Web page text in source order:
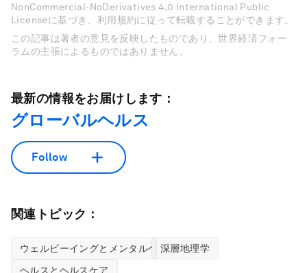
NonCommercial-NoDerivatives 4.0 International Public
Licenseに基づき、利用規約に従って転載することができます。
この記事は著者の意見を反映したものであり、世界経済フォー
ラムの主張によるものではありません。
最新の情報をお届けします：
グローバルヘルス
Follow
関連トピック：
ウェルビーイングとメンタルヘルス深層地理学
ヘルスとヘルスケア